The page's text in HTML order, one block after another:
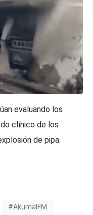
evaluando los
clínico de los
de pipa.
#AkumalFM